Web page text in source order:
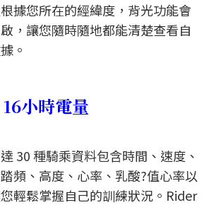
據您所在的經緯度，背光功能會
，讓您隨時隨地都能清楚查看自
。
小時電量
30 種騎乘資料包含時間、速度、
頻、高度、心率、乳酸?值心率以
輕鬆掌握自己的訓練狀況。Rider